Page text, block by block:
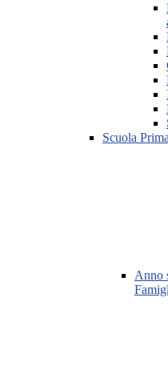
Scuola
Anno